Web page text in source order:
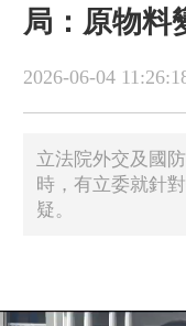
局：原物料
2026-06-04
立法院外交及國
時，有立委就針
疑。